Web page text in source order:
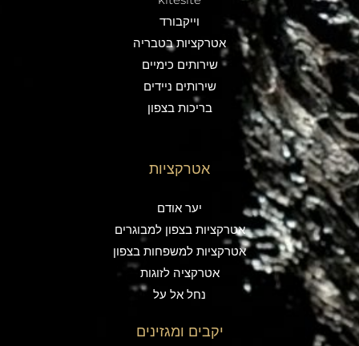
וייקבורד
אטרקציות בטבריה
שירותים כימיים
שירותים ניידים
בריכות בצפון
אטרקציות
יער אודם
אטרקציות בצפון למבוגרים
אטרקציות למשפחות בצפון
אטרקציה לזוגות
נחל אל על
יקבים ומגזינים